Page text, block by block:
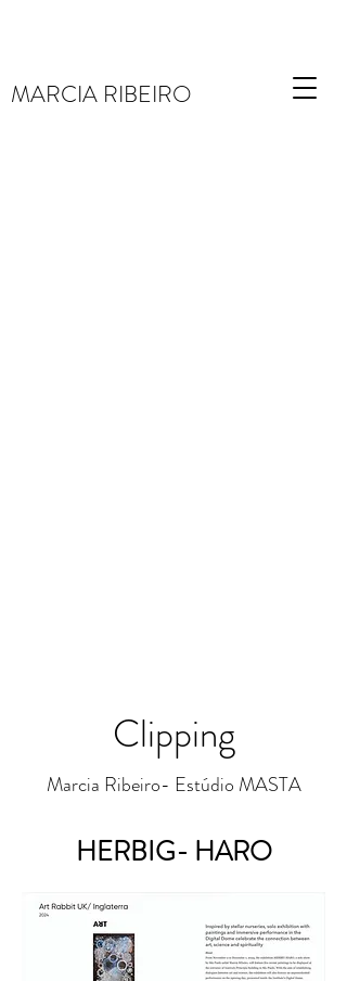
MARCIA RIBEIRO
Clipping
Marcia Ribeiro- Estúdio MASTA
HERBIG- HARO